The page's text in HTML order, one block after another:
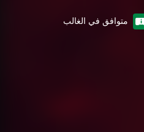
متوافق في الغالب